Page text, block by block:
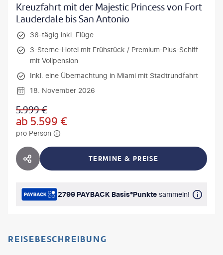
Kreuzfahrt mit der Majestic Princess von Fort
Lauderdale bis San Antonio
36-tägig inkl. Flüge
3-Sterne-Hotel mit Frühstück / Premium-Plus-Schiff
mit Vollpension
Inkl. eine Übernachtung in Miami mit Stadtrundfahrt
18. November 2026
5.999€
ab 5.599 €
pro Person
HOTEL TEILEN TERMINE & PREISE
2799 PAYBACK Basis°Punkte sammeln!
REISEBESCHREIBUNG